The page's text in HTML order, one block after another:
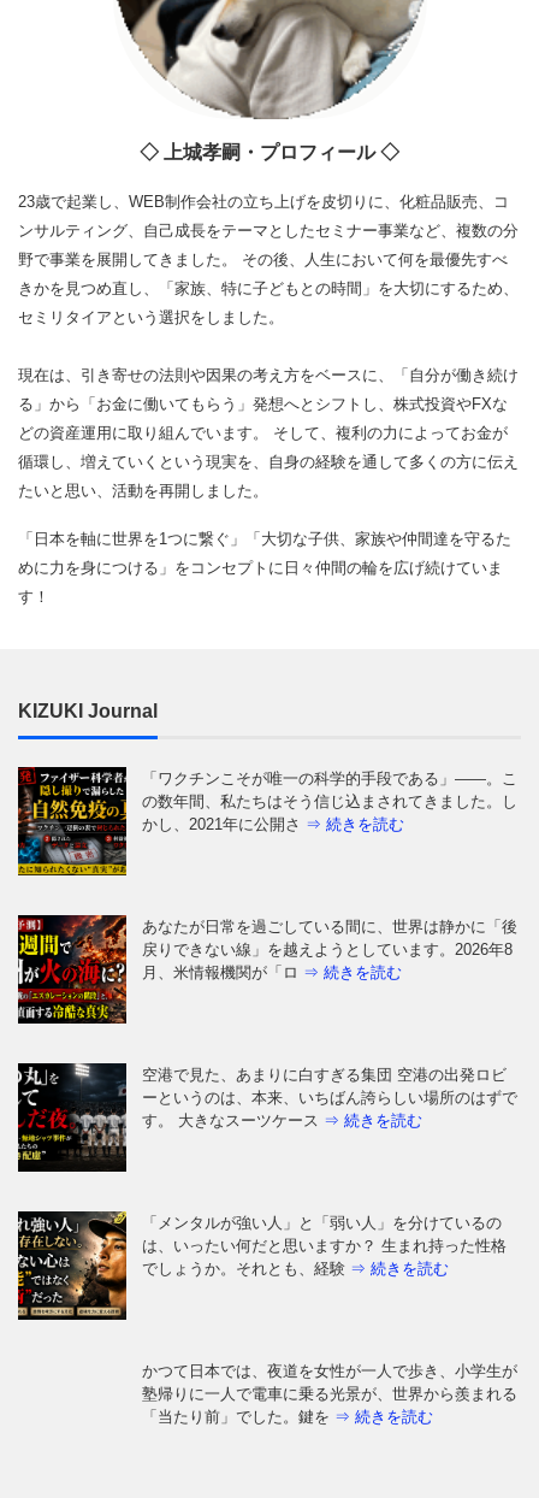
◇ 上城孝嗣・プロフィール ◇
23歳で起業し、WEB制作会社の立ち上げを皮切りに、化粧品販売、コ
ンサルティング、自己成長をテーマとしたセミナー事業など、複数の分
野で事業を展開してきました。 その後、人生において何を最優先すべ
きかを見つめ直し、「家族、特に子どもとの時間」を大切にするため、
セミリタイアという選択をしました。
現在は、引き寄せの法則や因果の考え方をベースに、「自分が働き続け
る」から「お金に働いてもらう」発想へとシフトし、株式投資やFXな
どの資産運用に取り組んでいます。 そして、複利の力によってお金が
循環し、増えていくという現実を、自身の経験を通して多くの方に伝え
たいと思い、活動を再開しました。
「日本を軸に世界を1つに繋ぐ」「大切な子供、家族や仲間達を守るた
めに力を身につける」をコンセプトに日々仲間の輪を広げ続けていま
す！
KIZUKI Journal
「ワクチンこそが唯一の科学的手段である」——。こ
の数年間、私たちはそう信じ込まされてきました。し
かし、2021年に公開さ ⇒ 続きを読む
あなたが日常を過ごしている間に、世界は静かに「後
戻りできない線」を越えようとしています。2026年8
月、米情報機関が「ロ
⇒ 続きを読む
空港で見た、あまりに白すぎる集団 空港の出発ロビ
ーというのは、本来、いちばん誇らしい場所のはずで
す。 大きなスーツケース
⇒ 続きを読む
「メンタルが強い人」と「弱い人」を分けているの
は、いったい何だと思いますか？ 生まれ持った性格
でしょうか。それとも、経験
⇒ 続きを読む
かつて日本では、夜道を女性が一人で歩き、小学生が
塾帰りに一人で電車に乗る光景が、世界から羨まれる
「当たり前」でした。鍵を
⇒ 続きを読む